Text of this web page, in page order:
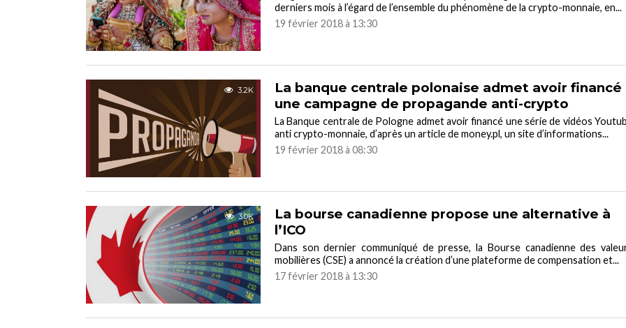
derniers mois à l’égard de l’ensemble du phénomène de la crypto-monnaie, en...
19 février 2018 à 13:30
3.2K
La banque centrale polonaise admet avoir financé
une campagne de propagande anti-crypto
La Banque centrale de Pologne admet avoir financé une série de vidéos
anti crypto-monnaie, d’après un article de money.pl, un site d’informations...
19 février 2018 à 08:30
3.0K
La bourse canadienne propose une alternative à
l’ICO
Dans son dernier communiqué de presse, la Bourse canadienne des
mobilières (CSE) a annoncé la création d’une plateforme de compensation et...
17 février 2018 à 13:30